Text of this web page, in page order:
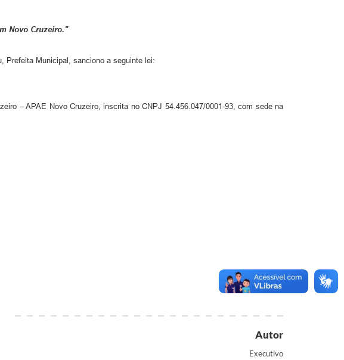
Novo Cruzeiro."
Prefeita Municipal, sanciono a seguinte lei:
– APAE Novo Cruzeiro, inscrita no CNPJ 54.456.047/0001-93, com sede na
Autor
Executivo